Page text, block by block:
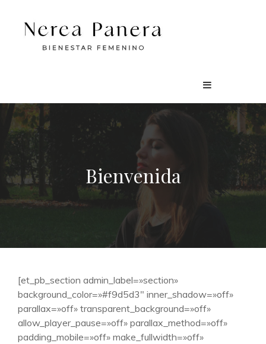
Bienvenida
[et_pb_section admin_label=»section»
background_color=»#f9d5d3″ inner_shadow=»off»
parallax=»off» transparent_background=»off»
allow_player_pause=»off» parallax_method=»off»
padding_mobile=»off» make_fullwidth=»off»